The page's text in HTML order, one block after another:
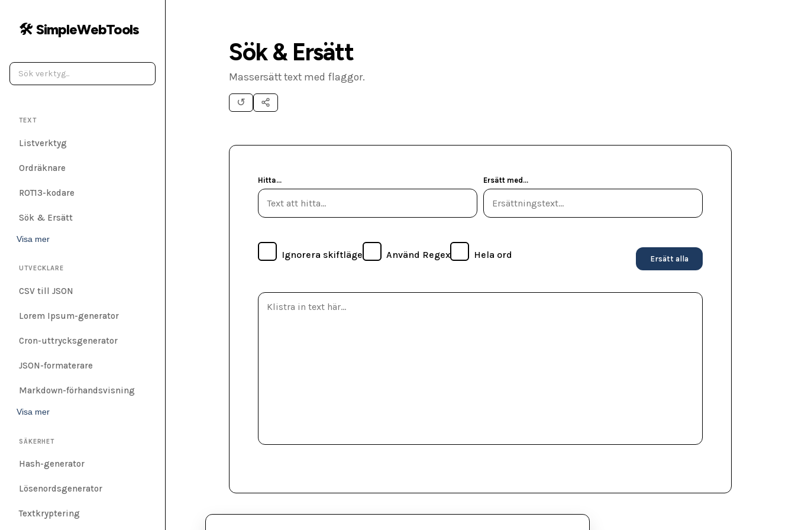
🛠️ SimpleWebTools
TEXT
Listverktyg
Ordräknare
ROT13-kodare
Sök & Ersätt
Visa mer
UTVECKLARE
CSV till JSON
Lorem Ipsum-generator
Cron-uttrycksgenerator
JSON-formaterare
Markdown-förhandsvisning
Visa mer
SÄKERHET
Hash-generator
Lösenordsgenerator
Textkryptering
Sök & Ersätt
Massersätt text med flaggor.
↺
Hitta... Ersätt med...
Ignorera skiftläge Använd Regex Hela ord Ersätt alla